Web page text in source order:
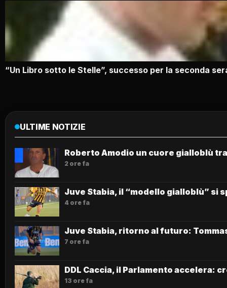
“Un Libro sotto le Stelle”, successo per la seconda
ULTIME NOTIZIE
Roberto Amodio un cuore gialloblù
2 ore fa
Juve Stabia, il “modello gialloblù” si
4 ore fa
Juve Stabia, ritorno al futuro:
7 ore fa
DDL Caccia, il Parlamento accelera:
13 ore fa